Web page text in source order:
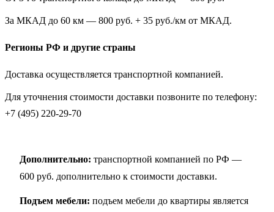
За МКАД до 60 км — 800 руб. + 35 руб./км от МКАД.
Регионы РФ и другие страны
Доставка осуществляется транспортной компанией.
Для уточнения стоимости доставки позвоните по телефону:
+7 (495) 220-29-70
Дополнительно: транспортной компанией по РФ —
600 руб. дополнительно к стоимости доставки.
Подъем мебели: подъем мебели до квартиры является